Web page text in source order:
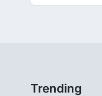
Trending